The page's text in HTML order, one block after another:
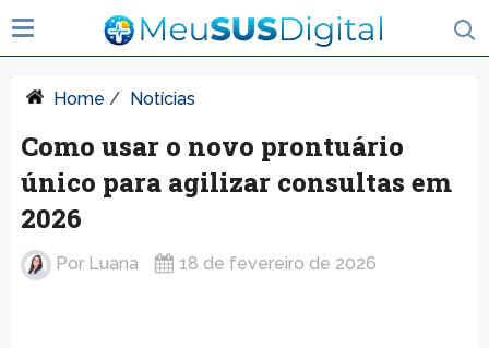
Home / Notícias
Como usar o novo prontuário
único para agilizar consultas em
2026
Por Luana 18 de fevereiro de 2026